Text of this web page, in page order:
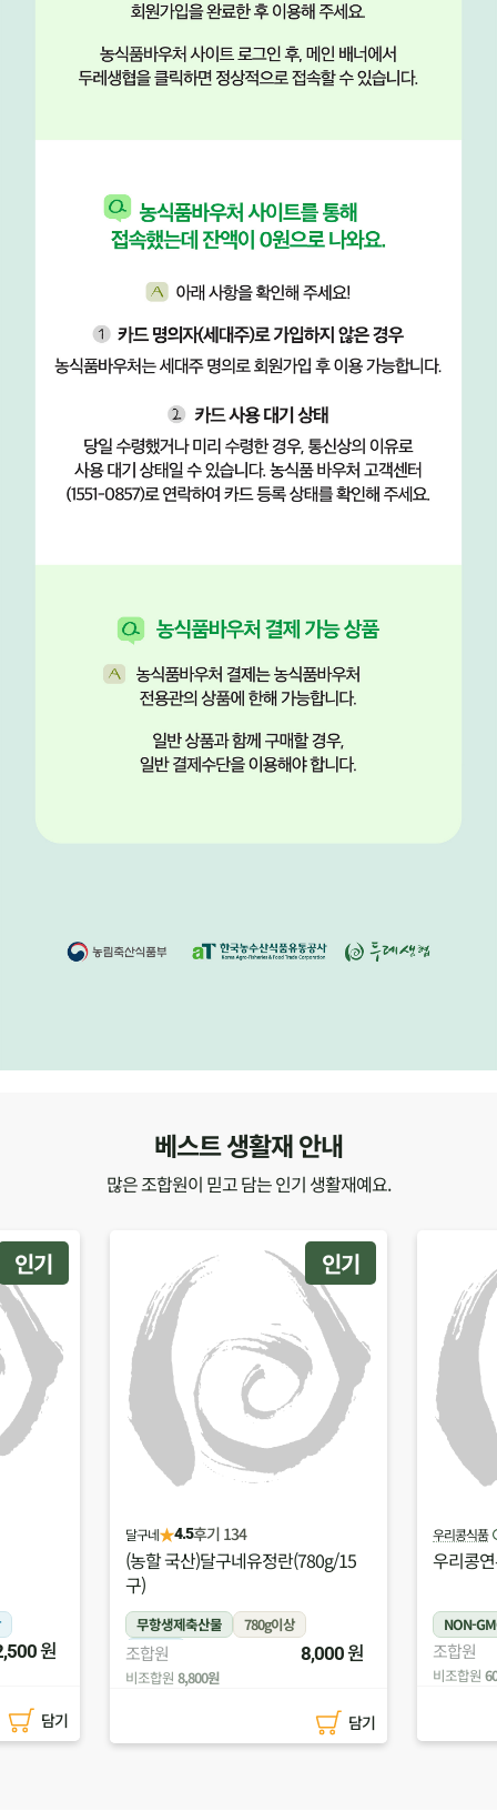
베스트 생활재 안내
많은 조합원이 믿고 담는 인기 생활재예요.
인기
원
담기
인기
우리콩식품 ★4.9후기 95
우리콩연두부(100g)
NON-GMO 100g 냉장
조합원 550원
비조합원 605원
담기
(주)두레올
(농할 국
무농약
조합원
비조합원